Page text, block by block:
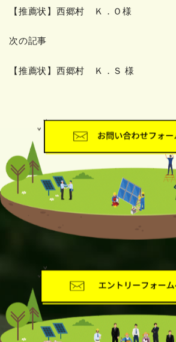
【推薦状】西郷村 Ｋ．Ｏ様
次の記事
【推薦状】西郷村 Ｋ．Ｓ 様